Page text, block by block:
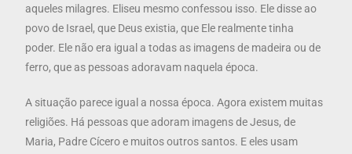
aqueles milagres. Eliseu mesmo confessou isso. Ele disse ao
povo de Israel, que Deus existia, que Ele realmente tinha
poder. Ele não era igual a todas as imagens de madeira ou de
ferro, que as pessoas adoravam naquela época.
A situação parece igual a nossa época. Agora existem muitas
religiões. Há pessoas que adoram imagens de Jesus, de
Maria, Padre Cícero e muitos outros santos. E eles usam